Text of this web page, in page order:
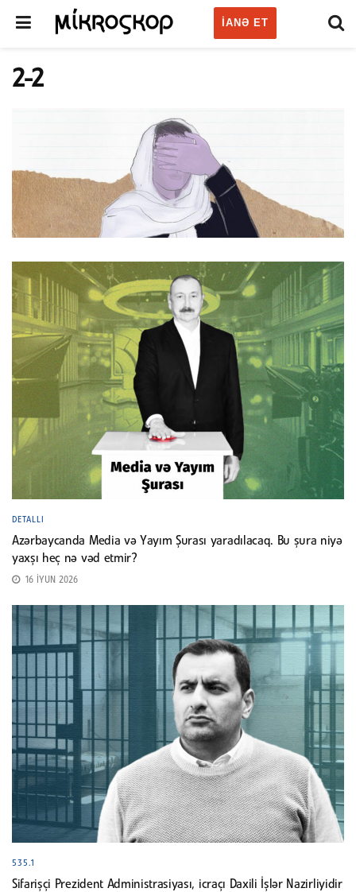
IANƏ ET
2-2
DETALLI
Azərbaycanda Media və Yayım Şurası yaradılacaq. Bu şura niyə
yaxşı heç nə vəd etmir?
16 İYUN 2026
535.1
Sifarişçi Prezident Administrasiyası, icraçı Daxili İşlər Nazirliyidir